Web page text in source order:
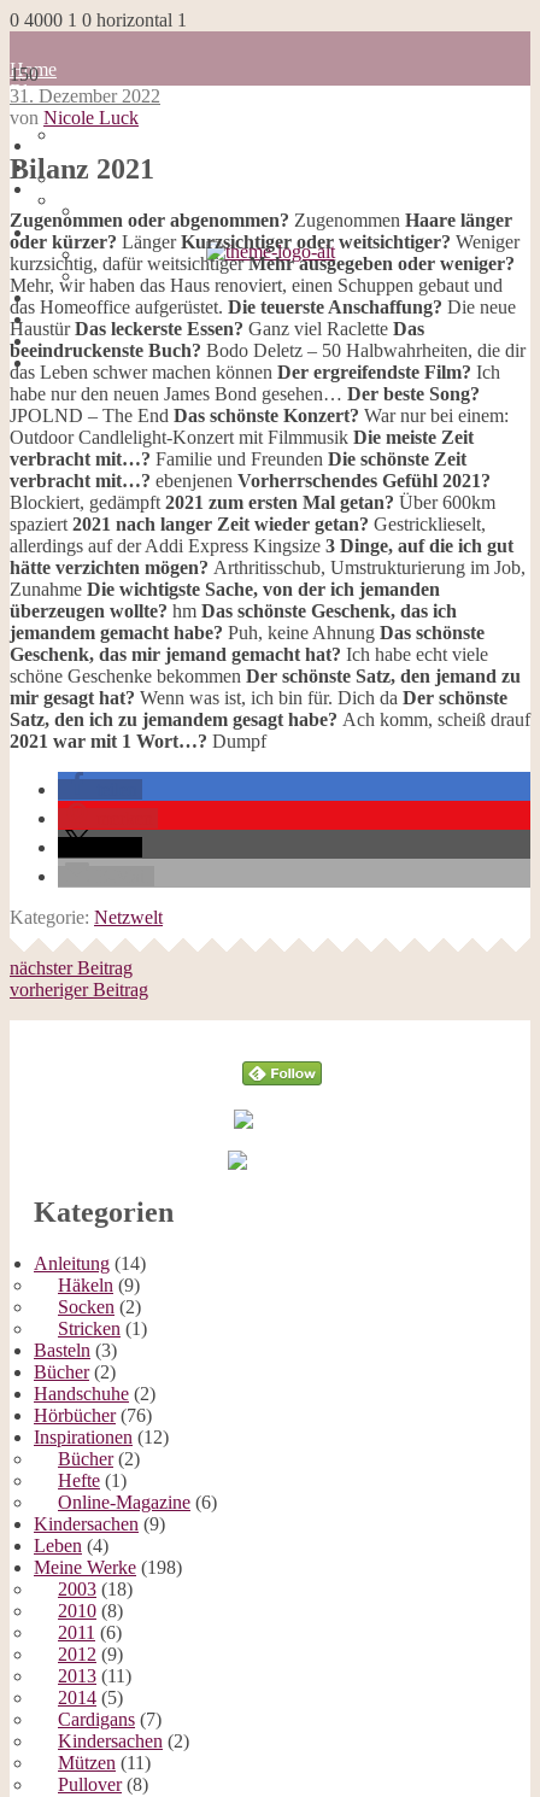
0 4000 1 0 horizontal 1
Home
Blog
about me
Impressum
Datenschutzerklärung
Galerie
Opal-Abos
Strickblogs
Hörbücher
150
Home
Blog
about me
100 Dinge
Impressum
Datenschutzerklärung
Cookies
Galerie
Opal-Abos
Strickblogs
Hörbücher
31. Dezember 2022
von Nicole Luck
Bilanz 2021
Zugenommen oder abgenommen? Zugenommen Haare länger
oder kürzer? LängerKurzsichtiger oder weitsichtiger? Weniger
kurzsichtig, dafür weitsichtigerMehr ausgegeben oder weniger?
Mehr, wir haben das Haus renoviert, einen Schuppen gebaut und
das Homeoffice aufgerüstet. Die teuerste Anschaffung? Die neue
HaustürDas leckerste Essen? Ganz viel Raclette Das
beeindruckenste Buch? Bodo Deletz – 50 Halbwahrheiten, die dir
das Leben schwer machen können Der ergreifendste Film? Ich
habe nur den neuen James Bond gesehen… Der beste Song?
JPOLND – The End Das schönste Konzert? War nur bei einem:
Outdoor Candlelight-Konzert mit Filmmusik Die meiste Zeit
verbracht mit…? Familie und Freunden Die schönste Zeit
verbracht mit…? ebenjenen Vorherrschendes Gefühl 2021?
Blockiert, gedämpft 2021 zum ersten Mal getan? Über 600km
spaziert 2021 nach langer Zeit wieder getan? Gestricklieselt,
allerdings auf der Addi Express Kingsize 3 Dinge, auf die ich gut
hätte verzichten mögen? Arthritisschub, Umstrukturierung im Job,
Zunahme Die wichtigste Sache, von der ich jemanden
überzeugen wollte? hm Das schönste Geschenk, das ich
jemandem gemacht habe? Puh, keine Ahnung Das schönste
Geschenk, das mir jemand gemacht hat? Ich habe echt viele
schöne Geschenke bekommen Der schönste Satz, den jemand zu
mir gesagt hat? Wenn was ist, ich bin für. Dich da Der schönste
Satz, den ich zu jemandem gesagt habe? Ach komm, scheiß drauf
2021 war mit 1 Wort…? Dumpf
Kategorie: Netzwelt
nächster Beitrag
vorheriger Beitrag
Kategorien
Anleitung (14)
Häkeln (9)
Socken (2)
Stricken (1)
Basteln (3)
Bücher(2)
Handschuhe (2)
Hörbücher(76)
Inspirationen (12)
Bücher(2)
Hefte (1)
Online-Magazine (6)
Kindersachen (9)
Leben (4)
Meine Werke (198)
2003 (18)
2010 (8)
2011 (6)
2012 (9)
2013 (11)
2014 (5)
Cardigans (7)
Kindersachen (2)
Mützen (11)
Pullover(8)